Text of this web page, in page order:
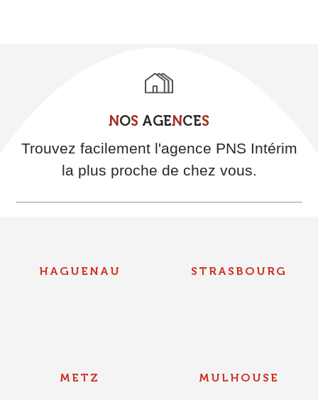
NOS AGENCES
Trouvez facilement l'agence PNS Intérim
la plus proche de chez vous.
HAGUENAU STRASBOURG
METZ MULHOUSE